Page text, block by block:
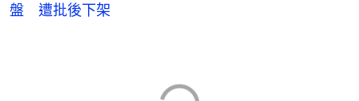
盤 遭批後下架